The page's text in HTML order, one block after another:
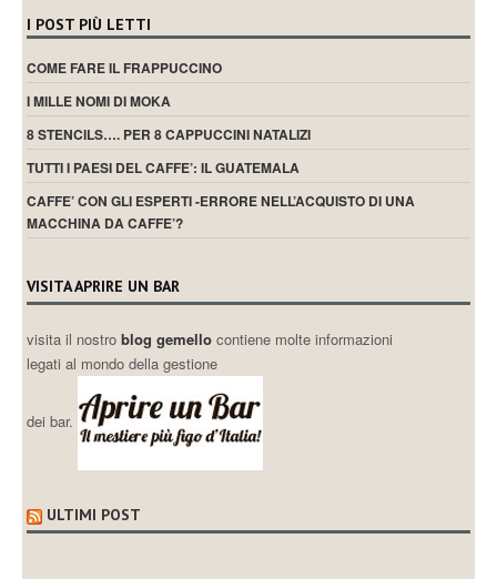
I POST PIÙ LETTI
COME FARE IL FRAPPUCCINO
I MILLE NOMI DI MOKA
8 STENCILS…. PER 8 CAPPUCCINI NATALIZI
TUTTI I PAESI DEL CAFFE’: IL GUATEMALA
CAFFE’ CON GLI ESPERTI -ERRORE NELL’ACQUISTO DI UNA
MACCHINA DA CAFFE’?
VISITA APRIRE UN BAR
visita il nostroblog gemellocontiene molte informazioni
legati al mondo della gestione
dei bar.
ULTIMI POST